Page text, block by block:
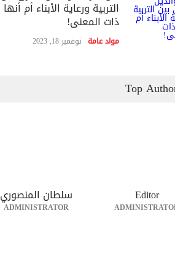
التربية ورعاية الأبناء أم أنها
ذات المعنى!
مواد عامة نوفمبر 18, 2023
Top
Editor سلطان المنصوري
ADMINISTRATOR